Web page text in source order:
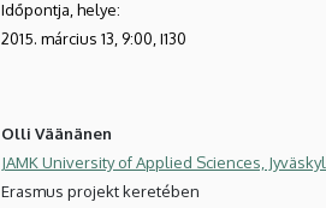
Időpontja, helye:
2015. március 13, 9:00, I130
Olli Väänänen
JAMK University of Applied Sciences,
Erasmus projekt keretében